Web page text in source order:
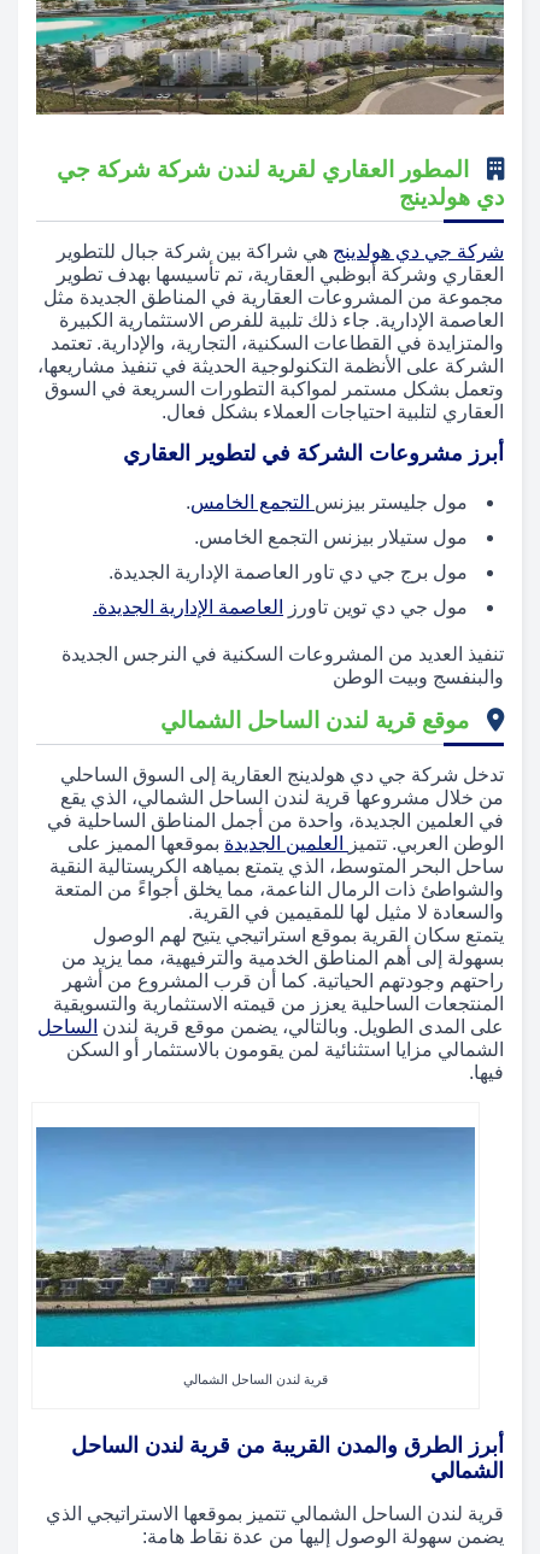
المطور العقاري لقرية لندن شركة شركة جي
دي هولدينج
شركة جي دي هولدينج هي شراكة بين شركة جبال للتطوير
العقاري وشركة أبوظبي العقارية، تم تأسيسها بهدف تطوير
مجموعة من المشروعات العقارية في المناطق الجديدة مثل
العاصمة الإدارية. جاء ذلك تلبية للفرص الاستثمارية الكبيرة
والمتزايدة في القطاعات السكنية، التجارية، والإدارية. تعتمد
الشركة على الأنظمة التكنولوجية الحديثة في تنفيذ مشاريعها،
وتعمل بشكل مستمر لمواكبة التطورات السريعة في السوق
العقاري لتلبية احتياجات العملاء بشكل فعال.
أبرز مشروعات الشركة في لتطوير العقاري
مول جليستر بيزنس التجمع الخامس.
مول ستيلار بيزنس التجمع الخامس.
مول برج جي دي تاور العاصمة الإدارية الجديدة.
مول جي دي توين تاورز
العاصمة الإدارية الجديدة.
تنفيذ العديد من المشروعات السكنية في النرجس الجديدة
والبنفسج وبيت الوطن
موقع قرية لندن الساحل الشمالي
تدخل شركة جي دي هولدينج العقارية إلى السوق الساحلي
من خلال مشروعها قرية لندن الساحل الشمالي، الذي يقع
في العلمين الجديدة، واحدة من أجمل المناطق الساحلية في
الوطن العربي. تتميز
العلمين الجديدة بموقعها المميز على
ساحل البحر المتوسط، الذي يتمتع بمياهه الكريستالية النقية
والشواطئ ذات الرمال الناعمة، مما يخلق أجواءً من المتعة
والسعادة لا مثيل لها للمقيمين في القرية.
يتمتع سكان القرية بموقع استراتيجي يتيح لهم الوصول
بسهولة إلى أهم المناطق الخدمية والترفيهية، مما يزيد من
راحتهم وجودتهم الحياتية. كما أن قرب المشروع من أشهر
المنتجعات الساحلية يعزز من قيمته الاستثمارية والتسويقية
على المدى الطويل. وبالتالي، يضمن موقع قرية لندن الساحل
الشمالي مزايا استثنائية لمن يقومون بالاستثمار أو السكن
فيها.
قرية لندن الساحل الشمالي
أبرز الطرق والمدن القريبة من قرية لندن الساحل
الشمالي
قرية لندن الساحل الشمالي تتميز بموقعها الاستراتيجي الذي
يضمن سهولة الوصول إليها من عدة نقاط هامة: